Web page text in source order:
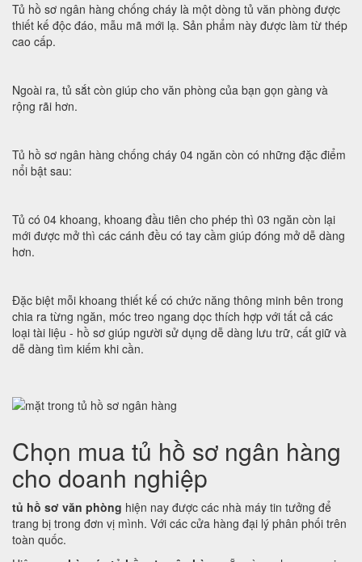
Tủ hồ sơ ngân hàng chống cháy là một dòng tủ văn phòng được
thiết kế độc đáo, mẫu mã mới lạ. Sản phẩm này được làm từ thép
cao cấp.
Ngoài ra, tủ sắt còn giúp cho văn phòng của bạn gọn gàng và
rộng rãi hơn.
Tủ hồ sơ ngân hàng chống cháy 04 ngăn còn có những đặc điểm
nổi bật sau:
Tủ có 04 khoang, khoang đầu tiên cho phép thì 03 ngăn còn lại
mới được mở thì các cánh đều có tay cầm giúp đóng mở dễ dàng
hơn.
Đặc biệt mỗi khoang thiết kế có chức năng thông minh bên trong
chia ra từng ngăn, móc treo ngang dọc thích hợp với tất cả các
loại tài liệu - hồ sơ giúp người sử dụng dễ dàng lưu trữ, cất giữ và
dễ dàng tìm kiếm khi cần.
Chọn mua tủ hồ sơ ngân hàng
cho doanh nghiệp
tủ hồ sơ văn phòng hiện nay được các nhà máy tin tưởng để
trang bị trong đơn vị mình. Với các cửa hàng đại lý phân phối trên
toàn quốc.